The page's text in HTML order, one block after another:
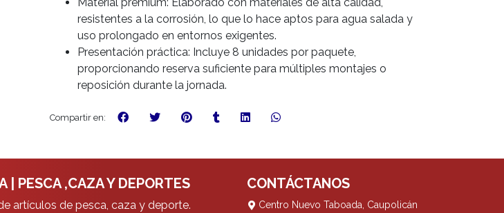
resistentes a la corrosión, lo que lo hace aptos para agua salada y
uso prolongado en entornos exigentes.
Presentación práctica: Incluye 8 unidades por paquete,
proporcionando reserva suficiente para múltiples montajes o
reposición durante la jornada.
Compartir en:
| PESCA ,CAZA Y DEPORTES
artículos de pesca, caza y deporte.
CONTÁCTANOS
Centro Nuevo Taboada, Caupolicán